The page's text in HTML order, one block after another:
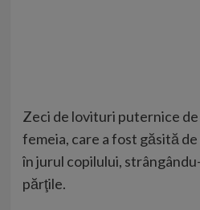
Zeci de lovituri puternice
femeia, care a fost găsită
în jurul copilului,
părţile.